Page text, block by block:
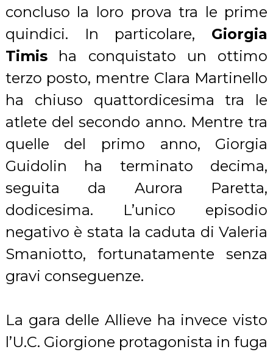
concluso la loro prova tra le prime
quindici. In particolare, Giorgia
Timisha conquistato un ottimo
terzo posto, mentre Clara Martinello
ha chiuso quattordicesima tra le
atlete del secondo anno. Mentre tra
quelle del primo anno, Giorgia
Guidolin ha terminato decima,
seguita da Aurora Paretta,
dodicesima. L’unico episodio
negativo è stata la caduta di Valeria
Smaniotto, fortunatamente senza
gravi conseguenze.
La gara delle Allieve ha invece visto
l’U.C. Giorgione protagonista in fuga